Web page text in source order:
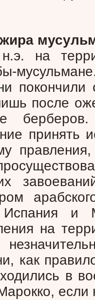
на
покончили
после
принять
Испания и
на
как
в
если